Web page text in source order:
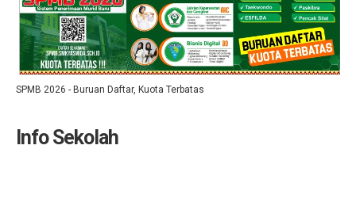
SPMB 2026 - Buruan Daftar, Kuota Terbatas
Info Sekolah